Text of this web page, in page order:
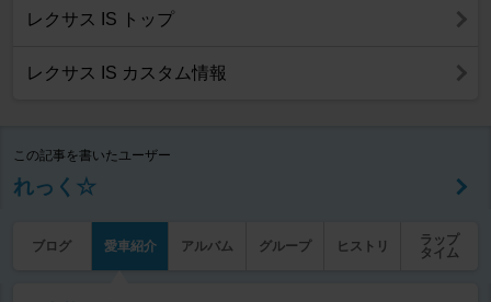
レクサス IS トップ
レクサス IS カスタム情報
この記事を書いたユーザー
れっく☆
ブログ 愛車紹介 アルバム グループ ヒストリ
ラップ
タイム